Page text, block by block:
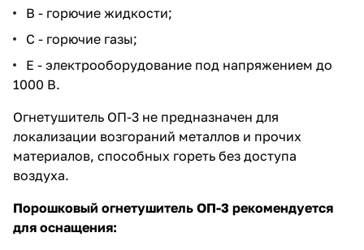
В - горючие жидкости;
С - горючие газы;
Е - электрооборудование под напряжением до
1000 В.
Огнетушитель ОП-3 не предназначен для
локализации возгораний металлов и прочих
материалов, способных гореть без доступа
воздуха.
Порошковый огнетушитель ОП-3 рекомендуется
для оснащения: